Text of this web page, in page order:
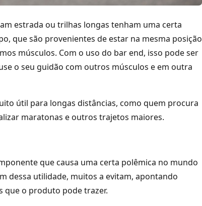
estrada ou trilhas longas tenham uma certa
que são provenientes de estar na mesma posição
músculos. Com o uso do bar end, isso pode ser
o seu guidão com outros músculos e em outra
útil para longas distâncias, como quem procura
maratonas e outros trajetos maiores.
que causa uma certa polêmica no mundo
dessa utilidade, muitos a evitam, apontando
que o produto pode trazer.